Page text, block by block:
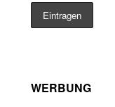
WERBUNG